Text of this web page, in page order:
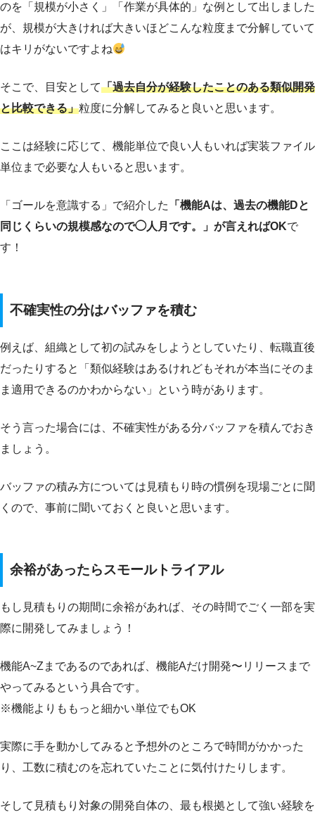
のを「規模が小さく」「作業が具体的」な例として出しました
が、規模が大きければ大きいほどこんな粒度まで分解していて
はキリがないですよね
そこで、目安として「過去自分が経験したことのある類似開発
と比較できる」粒度に分解してみると良いと思います。
ここは経験に応じて、機能単位で良い人もいれば実装ファイル
単位まで必要な人もいると思います。
「ゴールを意識する」で紹介した
「機能Aは、過去の機能Dと
同じくらいの規模感なので◯人月です。」が言えればOKで
す！
不確実性の分はバッファを積む
例えば、組織として初の試みをしようとしていたり、転職直後
だったりすると「類似経験はあるけれどもそれが本当にそのま
ま適用できるのかわからない」という時があります。
そう言った場合には、不確実性がある分バッファを積んでおき
ましょう。
バッファの積み方については見積もり時の慣例を現場ごとに聞
くので、事前に聞いておくと良いと思います。
余裕があったらスモールトライアル
もし見積もりの期間に余裕があれば、その時間でごく一部を実
際に開発してみましょう！
機能A~Zまであるのであれば、機能Aだけ開発〜リリースまで
やってみるという具合です。
※機能よりももっと細かい単位でもOK
実際に手を動かしてみると予想外のところで時間がかかった
り、工数に積むのを忘れていたことに気付けたりします。
そして見積もり対象の開発自体の、最も根拠として強い経験を